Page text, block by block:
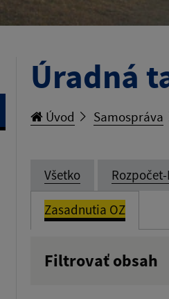
Úradná
Úvod Samospráva
Všetko
Zasadnutia OZ
Filtrovať obsah